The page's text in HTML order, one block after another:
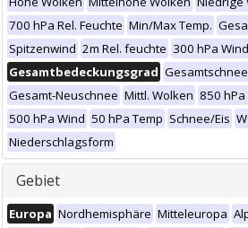
700 hPa Rel. Feuchte Min/Max Temp.
Spitzenwind 2m Rel. feuchte 300 hPa Wind
Gesamtbedeckungsgrad
Gesamt-Neuschnee Mittl. Wolken 850
500 hPa Wind 50 hPa Temp Schnee/Eis
Niederschlagsform
Gebiet
Europa Nordhemisphäre Mitteleuropa